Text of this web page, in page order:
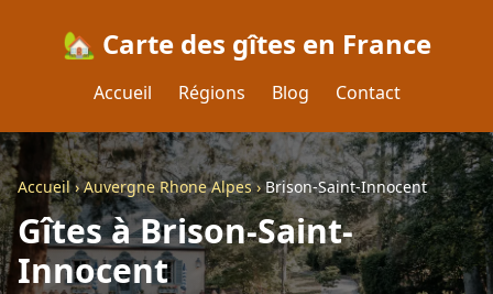
🏡 Carte des gîtes en France
Accueil Régions Blog Contact
Accueil›Auvergne Rhone Alpes›Brison-Saint-Innocent
Gîtes à Brison-Saint-
Innocent